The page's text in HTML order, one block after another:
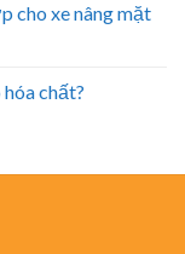
cho xe nâng mặt
chất?